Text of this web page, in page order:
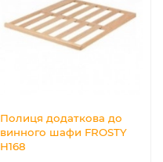
Полиця додаткова до
винного шафи FROSTY
H168